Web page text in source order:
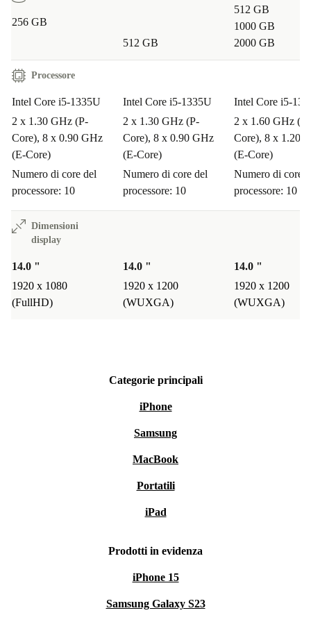
testato per garantirti prestazioni affidabili e
un’esperienza d’uso senza sorprese. Così risparmi e
contribuisci a ridurre rifiuti elettronici.
Questo ThinkPad è adatto per il lavoro da remoto?
Sì, la webcam integrata e la lunga autonomia lo rendono
ideale per smart working, videoconferenze e studio
online.
Posso collegare facilmente monitor e dispositivi?
Assolutamente! Grazie alle porte Thunderbolt 4, HDMI,
USB-C e USB-A, puoi collegare monitor esterni,
stampanti e periferiche con facilità.
256 GB
512 GB
512 GB
1000 GB
2000 GB
Processore
Intel Core i5-1335U
2 x 1.30 GHz (P-
Core), 8 x 0.90 GHz
(E-Core)
Numero di core del
processore: 10
Intel Core i5-1335U
2 x 1.30 GHz (P-
Core), 8 x 0.90 GHz
(E-Core)
Numero di core del
processore: 10
Intel Core i5-
2 x 1.60 GHz (P-
Core), 8 x 1.20
(E-Core)
Numero di core
processore: 10
Dimensioni
display
14.0 "
1920 x 1080
(FullHD)
14.0 "
1920 x 1200
(WUXGA)
14.0 "
1920 x 1200
(WUXGA)
Categorie principali
iPhone
Samsung
MacBook
Portatili
iPad
Prodotti in evidenza
iPhone 15
Samsung Galaxy S23